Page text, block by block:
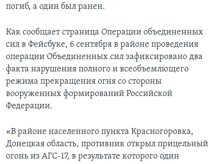
погиб, а один был ранен.
Как сообщает страница Операции объединенных
сил в Фейсбуке, 6 сентября в районе проведения
операции Объединенных сил зафиксировано два
факта нарушения полного и всеобъемлющего
режима прекращения огня со стороны
вооруженных формирований Российской
Федерации.
«В районе населенного пункта Красногоровка,
Донецкая область, противник открыл прицельный
огонь из АГС-17, в результате которого один